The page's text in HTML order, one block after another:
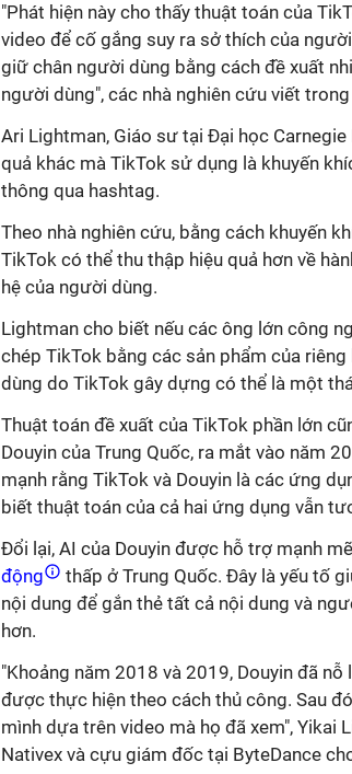
"Phát hiện này cho thấy thuật toán của
video để cố gắng suy ra sở thích của
giữ chân người dùng bằng cách đề xuất
người dùng", các nhà nghiên cứu viết
Ari Lightman, Giáo sư tại Đại học
quả khác mà TikTok sử dụng là khuyến
thông qua hashtag.
Theo nhà nghiên cứu, bằng cách khuyến
TikTok có thể thu thập hiệu quả hơn về
hệ của người dùng.
Lightman cho biết nếu các ông lớn công
chép TikTok bằng các sản phẩm của
dùng do TikTok gây dựng có thể là một
Thuật toán đề xuất của TikTok phần lớn
Douyin của Trung Quốc, ra mắt vào năm
mạnh rằng TikTok và Douyin là các ứng
biết thuật toán của cả hai ứng dụng vẫn
Đổi lại, AI của Douyin được hỗ trợ mạnh
động
thấp ở Trung Quốc. Đây là yếu tố
nội dung để gắn thẻ tất cả nội dung và
hơn.
"Khoảng năm 2018 và 2019, Douyin đã
được thực hiện theo cách thủ công. Sau
mình dựa trên video mà họ đã xem", Yikai
Nativex và cựu giám đốc tại ByteDance